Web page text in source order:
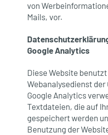
von
Mails, vor.
Google Analytics
Diese Website
Webanalysedienst der
Google Analytics
Textdateien, die auf
gespeichert werden
Benutzung der